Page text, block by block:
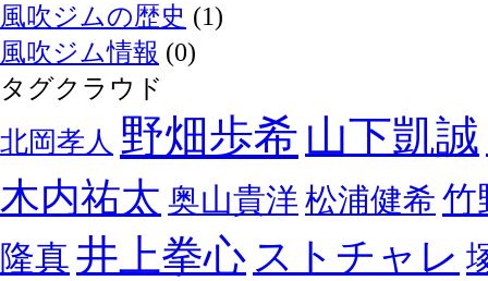
風吹ジムの歴史 (1)
風吹ジム情報 (0)
タグクラウド
北岡孝人 野畑歩希 山下凱誠
木内祐太 奥山貴洋 松浦健希 竹
隆真 井上拳心 ストチャレ